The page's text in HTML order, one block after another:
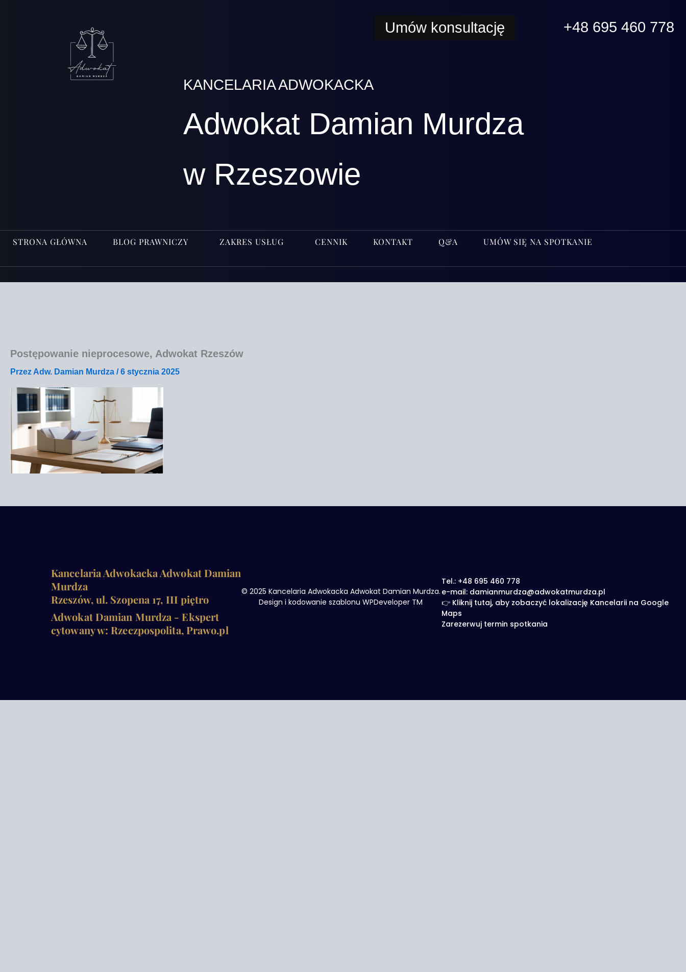
Umów konsultację +48 695 460 778
KANCELARIA ADWOKACKA
Adwokat Damian Murdza
w Rzeszowie
STRONA GŁÓWNA BLOG PRAWNICZY ZAKRES USŁUG CENNIK KONTAKT Q&A UMÓW SIĘ NA SPOTKANIE
Postępowanie nieprocesowe, Adwokat Rzeszów
Przez Adw. Damian Murdza /6 stycznia 2025
Kancelaria Adwokacka Adwokat Damian
Murdza
Rzeszów, ul. Szopena 17, III piętro
Adwokat Damian Murdza - Ekspert
cytowany w: Rzeczpospolita, Prawo.pl
© 2025 Kancelaria Adwokacka Adwokat Damian Murdza.
Design i kodowanie szablonu WPDeveloper TM
Tel.: +48 695 460 778
e-mail: damianmurdza@adwokatmurdza.pl
👉 Kliknij tutaj, aby zobaczyć lokalizację Kancelarii na Google
Maps
Zarezerwuj termin spotkania